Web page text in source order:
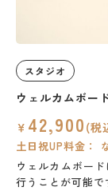
スタジオ
ウェルカムボー
￥ 42,900 (税
土日祝UP料金：
ウェルカムボー
行うことが可能